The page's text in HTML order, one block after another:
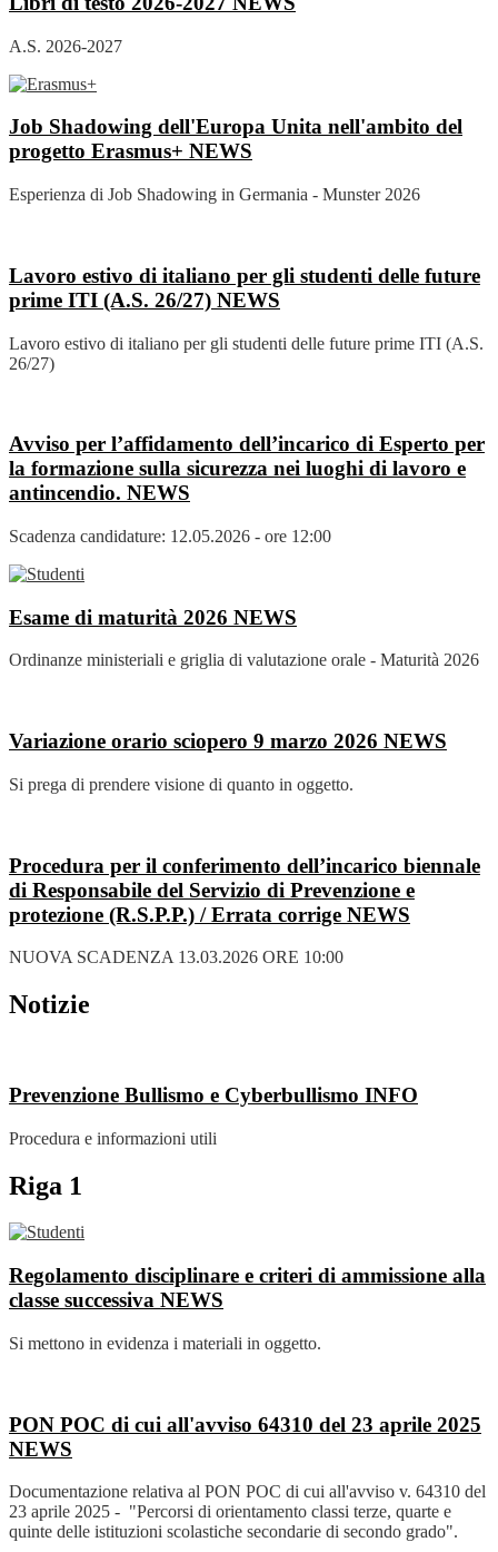
A.S. 2026-2027
Job Shadowing dell'Europa Unita nell'ambito del
progetto Erasmus+ NEWS
Esperienza di Job Shadowing in Germania - Munster 2026
Lavoro estivo di italiano per gli studenti delle future
prime ITI (A.S. 26/27) NEWS
Lavoro estivo di italiano per gli studenti delle future prime ITI (A.S.
26/27)
Avviso per l’affidamento dell’incarico di Esperto per
la formazione sulla sicurezza nei luoghi di lavoro e
antincendio. NEWS
Scadenza candidature: 12.05.2026 - ore 12:00
Esame di maturità 2026 NEWS
Ordinanze ministeriali e griglia di valutazione orale - Maturità 2026
Variazione orario sciopero 9 marzo 2026 NEWS
Si prega di prendere visione di quanto in oggetto.
Procedura per il conferimento dell’incarico biennale
di Responsabile del Servizio di Prevenzione e
protezione (R.S.P.P.) / Errata corrige NEWS
NUOVA SCADENZA 13.03.2026 ORE 10:00
Notizie
Prevenzione Bullismo e Cyberbullismo INFO
Procedura e informazioni utili
Riga 1
Regolamento disciplinare e criteri di ammissione alla
classe successiva NEWS
Si mettono in evidenza i materiali in oggetto.
PON POC di cui all'avviso 64310 del 23 aprile 2025
NEWS
Documentazione relativa al PON POC di cui all'avviso v. 64310 del
23 aprile 2025 - "Percorsi di orientamento classi terze, quarte e
quinte delle istituzioni scolastiche secondarie di secondo grado".